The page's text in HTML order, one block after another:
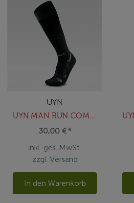
UYN
UYN MAN RUN COMPRESSION ONE SOCKS
30,00 € *
inkl. ges. MwSt.
zzgl. Versand
In den Warenkorb